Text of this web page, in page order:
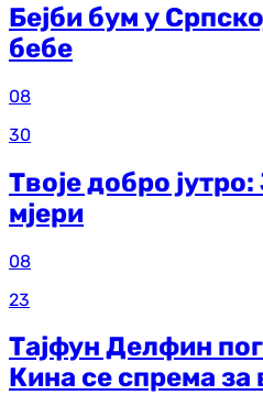
Бејби бум у
бебе
08
30
Твоје добро
мјери
08
23
Тајфун Делфин
Кина се спрема за